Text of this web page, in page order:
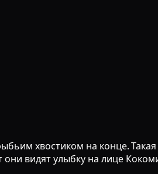
хвостиком на конце. Такая
видят улыбку на лице